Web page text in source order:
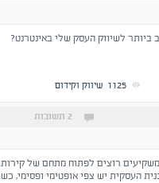
ביותר לשיווק העסק שלי באינטרנט?
1125 שיווק וקידום
2 תשובות
משקיעים רוצים לפתוח מתחם של
העסקית יש צפי אופטימי ופסימי,